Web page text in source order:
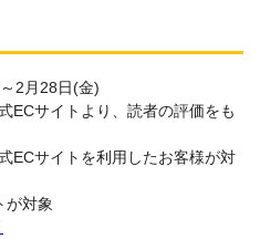
2月28日(金)
ECサイトより、読者の評価をも
ECサイトを利用したお客様が対
が対象